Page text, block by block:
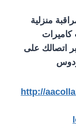
منزلية
كاميرات
اتصالك على
http://